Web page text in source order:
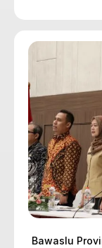
Bawaslu